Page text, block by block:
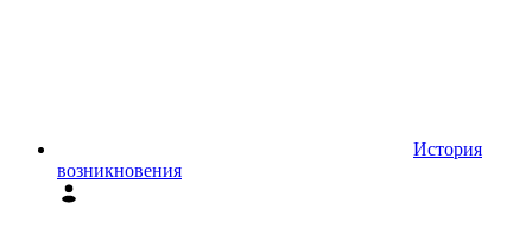
История
возникновения